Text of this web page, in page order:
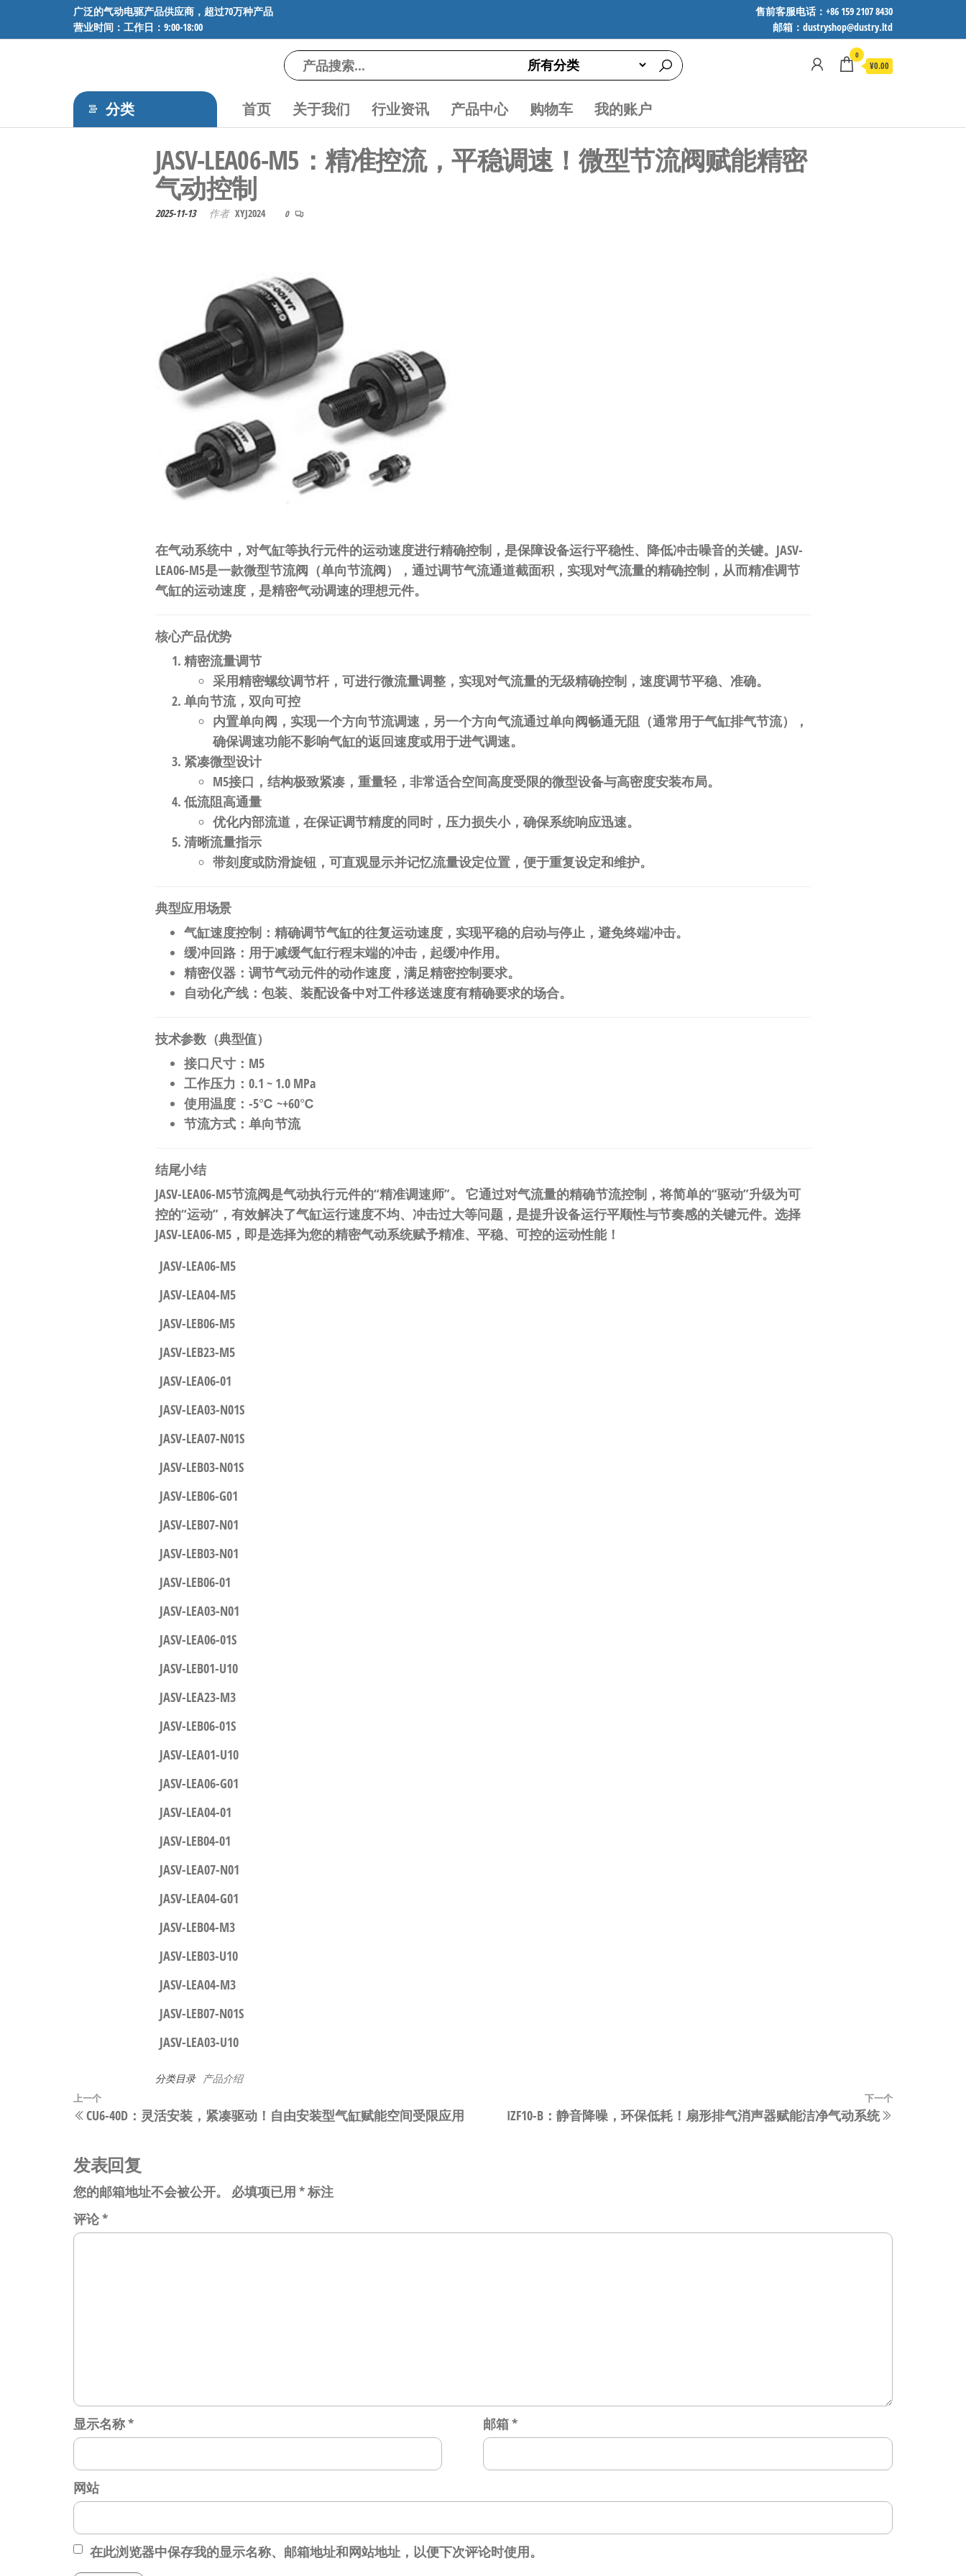
广泛的气动电驱产品供应商，超过70万种产品
营业时间：工作日：9:00-18:00
售前客服电话：+86 159 2107 8430
邮箱：dustryshop@dustry.ltd
动
电
SMC、
FESTO、
NORGREN、
0
¥0.00
分类 首页 关于我们 行业资讯 产品中心 购物车 我的账户
JASV-LEA06-M5：精准控流，平稳调速！微型节流阀赋能精密
气动控制
2025-11-13 作者 XYJ2024 0
在气动系统中，对气缸等执行元件的运动速度进行精确控制，是保障设备运行平稳性、降低冲击噪音的关键。JASV-
LEA06-M5是一款微型节流阀（单向节流阀），通过调节气流通道截面积，实现对气流量的精确控制，从而精准调节
气缸的运动速度，是精密气动调速的理想元件。
核心产品优势
精密流量调节
采用精密螺纹调节杆，可进行微流量调整，实现对气流量的无级精确控制，速度调节平稳、准确。
单向节流，双向可控
内置单向阀，实现一个方向节流调速，另一个方向气流通过单向阀畅通无阻（通常用于气缸排气节流），
确保调速功能不影响气缸的返回速度或用于进气调速。
紧凑微型设计
M5接口，结构极致紧凑，重量轻，非常适合空间高度受限的微型设备与高密度安装布局。
低流阻高通量
优化内部流道，在保证调节精度的同时，压力损失小，确保系统响应迅速。
清晰流量指示
带刻度或防滑旋钮，可直观显示并记忆流量设定位置，便于重复设定和维护。
典型应用场景
气缸速度控制 ：精确调节气缸的往复运动速度，实现平稳的启动与停止，避免终端冲击。
缓冲回路 ：用于减缓气缸行程末端的冲击，起缓冲作用。
精密仪器 ：调节气动元件的动作速度，满足精密控制要求。
自动化产线 ：包装、装配设备中对工件移送速度有精确要求的场合。
技术参数（典型值）
接口尺寸 ：M5
工作压力 ：0.1 ~ 1.0 MPa
使用温度 ：-5℃ ~+60℃
节流方式 ：单向节流
结尾小结
JASV-LEA06-M5节流阀是气动执行元件的“精准调速师”。
​ 它通过对气流量的精确节流控制，将简单的“驱动”升级为可
控的“运动”，有效解决了气缸运行速度不均、冲击过大等问题，是提升设备运行平顺性与节奏感的关键元件。 选择
JASV-LEA06-M5，即是选择为您的精密气动系统赋予精准、平稳、可控的运动性能！
JASV-LEA06-M5
JASV-LEA04-M5
JASV-LEB06-M5
JASV-LEB23-M5
JASV-LEA06-01
JASV-LEA03-N01S
JASV-LEA07-N01S
JASV-LEB03-N01S
JASV-LEB06-G01
JASV-LEB07-N01
JASV-LEB03-N01
JASV-LEB06-01
JASV-LEA03-N01
JASV-LEA06-01S
JASV-LEB01-U10
JASV-LEA23-M3
JASV-LEB06-01S
JASV-LEA01-U10
JASV-LEA06-G01
JASV-LEA04-01
JASV-LEB04-01
JASV-LEA07-N01
JASV-LEA04-G01
JASV-LEB04-M3
JASV-LEB03-U10
JASV-LEA04-M3
JASV-LEB07-N01S
JASV-LEA03-U10
分类目录 产品介绍
文
章
导
航
上
一
文
章
上一个
CU6-40D：灵活安装，紧凑驱动！自由安装型气缸赋能空间受限应用
下
下一个
IZF10-B：静音降噪，环保低耗！扇形排气消声器赋能洁净气动系统
发表回复
您的邮箱地址不会被公开。 必填项已用 *标注
评论*
显示名称* 邮箱*
网站
在此浏览器中保存我的显示名称、邮箱地址和网站地址，以便下次评论时使用。